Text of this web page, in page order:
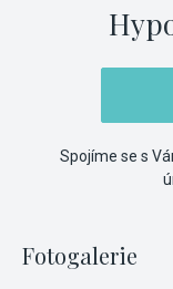
Spojíme se s
Fotogalerie